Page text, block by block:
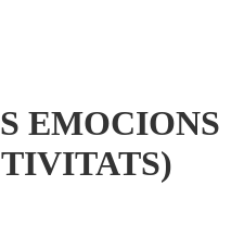
EMOCIONS